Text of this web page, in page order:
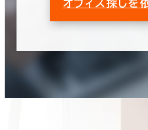
オフィス探しを